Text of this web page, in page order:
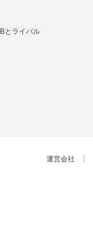
とライバル
運営会社